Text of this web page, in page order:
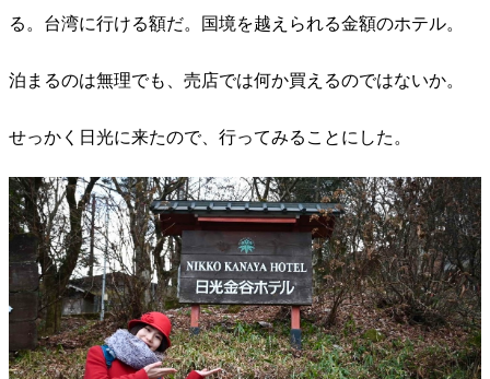
る。台湾に行ける額だ。国境を越えられる金額のホテル。
泊まるのは無理でも、売店では何か買えるのではないか。
せっかく日光に来たので、行ってみることにした。